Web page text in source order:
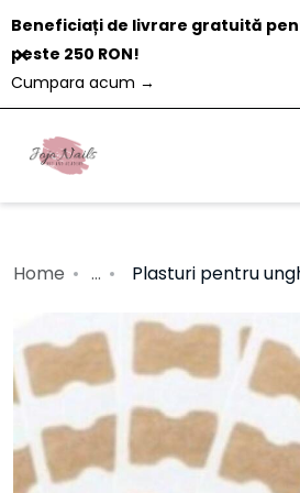
Beneficiați de livrare gratuită
peste 250 RON!
Cumpara acum →
Închide
Home ... Plasturi pentru